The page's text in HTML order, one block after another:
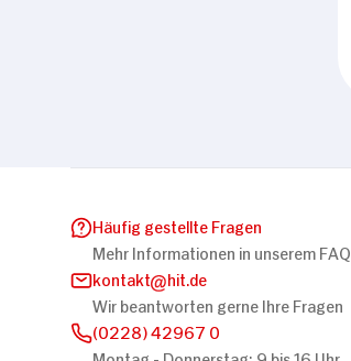
Häufig gestellte Fragen
Mehr Informationen in unserem FAQ
kontakt
hit.de
Wir beantworten gerne Ihre Fragen
(0228) 42967 0